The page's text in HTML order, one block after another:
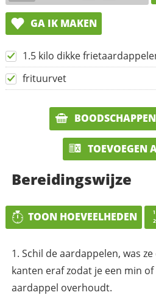
GA IK MAKEN
1.5 kilo dikke
frituurvet
TOEVOEGEN
Bereidingswijze
TOON HOEVEELHEDEN
Schil de aardappelen, was
kanten eraf zodat je een min
aardappel overhoudt.